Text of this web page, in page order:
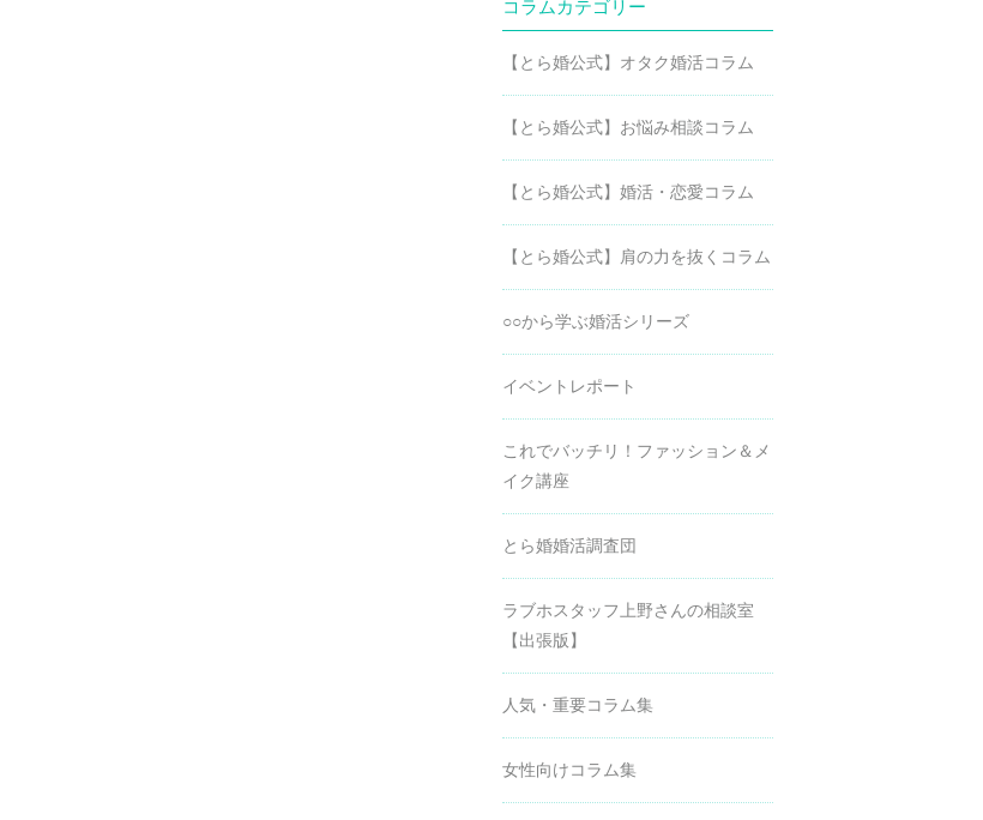
コラムカテゴリー
【とら婚公式】オタク婚活コラム
【とら婚公式】お悩み相談コラム
【とら婚公式】婚活・恋愛コラム
【とら婚公式】肩の力を抜くコラム
○○から学ぶ婚活シリーズ
イベントレポート
これでバッチリ！ファッション＆メ
イク講座
とら婚婚活調査団
ラブホスタッフ上野さんの相談室
【出張版】
人気・重要コラム集
女性向けコラム集